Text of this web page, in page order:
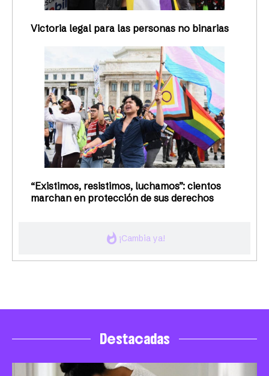
whatshot ¡Cambia ya!
Victoria legal para las personas no binarias
“Existimos, resistimos, luchamos”: cientos
marchan en protección de sus derechos
Destacadas